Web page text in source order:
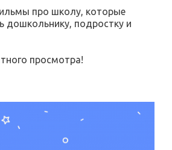
про школу, которые
дошкольнику, подростку и
просмотра!